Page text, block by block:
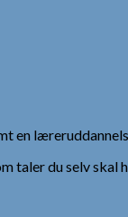
en
du selv skal